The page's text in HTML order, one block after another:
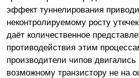
эффект туннелирования
неконтролируемому росту
даёт количественное
противодействия этим
производители чипов
возможному транзистору не на